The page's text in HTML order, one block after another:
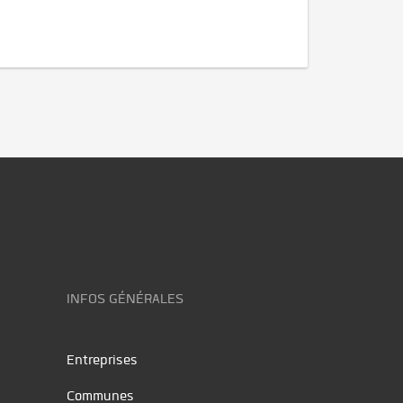
INFOS GÉNÉRALES
Entreprises
Communes